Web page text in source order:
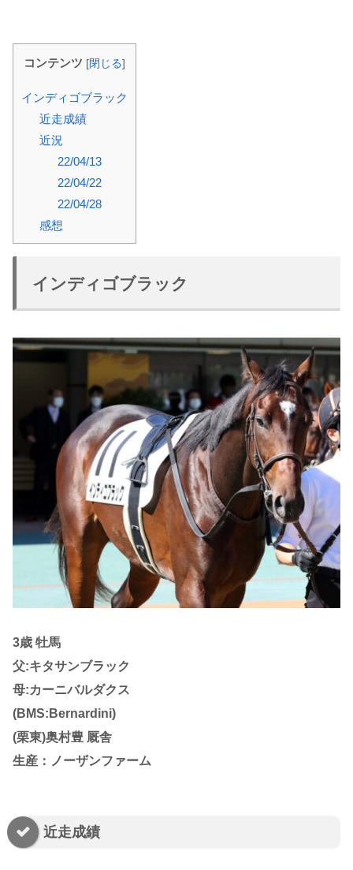
コンテンツ [閉じる]
インディゴブラック
近走成績
近況
22/04/13
22/04/22
22/04/28
感想
インディゴブラック
3歳 牡馬
父:キタサンブラック
母:カーニバルダクス
(BMS:Bernardini)
(栗東)奥村豊 厩舎
生産：ノーザンファーム
近走成績